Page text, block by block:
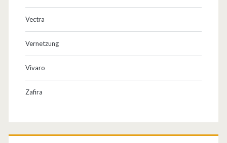
Vectra
Vernetzung
Vivaro
Zafira